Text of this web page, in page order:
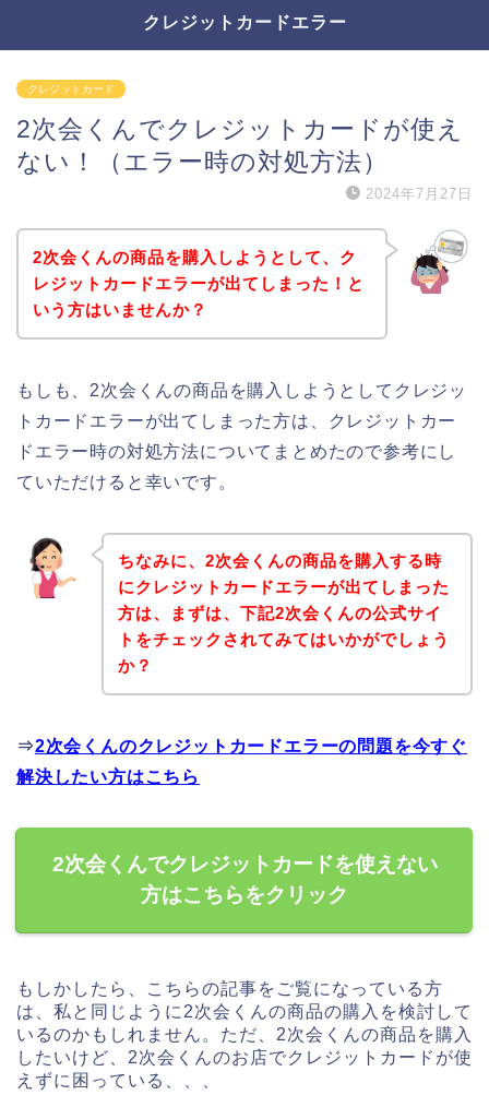
クレジットカードエラー
クレジットカード
2次会くんでクレジットカードが使え
ない！（エラー時の対処方法）
2024年7月27日
2次会くんの商品を購入しようとして、ク
レジットカードエラーが出てしまった！と
いう方はいませんか？
もしも、2次会くんの商品を購入しようとしてクレジッ
トカードエラーが出てしまった方は、クレジットカー
ドエラー時の対処方法についてまとめたので参考にし
ていただけると幸いです。
ちなみに、2次会くんの商品を購入する時
にクレジットカードエラーが出てしまった
方は、まずは、下記2次会くんの公式サイ
トをチェックされてみてはいかがでしょう
か？
⇒2次会くんのクレジットカードエラーの問題を今すぐ
解決したい方はこちら
2次会くんでクレジットカードを使えない
方はこちらをクリック
もしかしたら、こちらの記事をご覧になっている方
は、私と同じように2次会くんの商品の購入を検討して
いるのかもしれません。ただ、2次会くんの商品を購入
したいけど、2次会くんのお店でクレジットカードが使
えずに困っている、、、